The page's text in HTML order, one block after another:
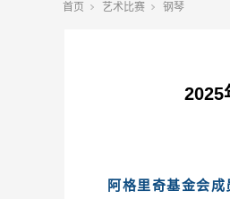
首页 艺术比赛 钢琴
2025
阿格里奇基金会成